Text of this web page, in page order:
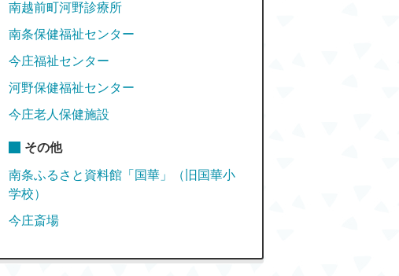
南越前町河野診療所
南条保健福祉センター
今庄福祉センター
河野保健福祉センター
今庄老人保健施設
その他
南条ふるさと資料館「国華」（旧国華小
学校）
今庄斎場